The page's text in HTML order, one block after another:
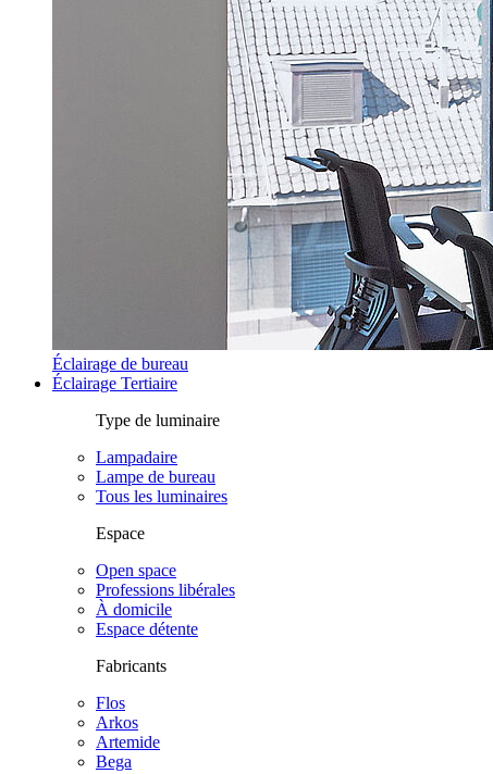
Éclairage de bureau
Éclairage Tertiaire
Type de luminaire
Lampadaire
Lampe de bureau
Tous les luminaires
Espace
Open space
Professions libérales
À domicile
Espace détente
Fabricants
Flos
Arkos
Artemide
Bega